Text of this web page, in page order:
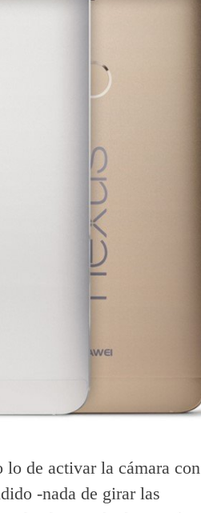
lo de activar la cámara con
-nada de girar las